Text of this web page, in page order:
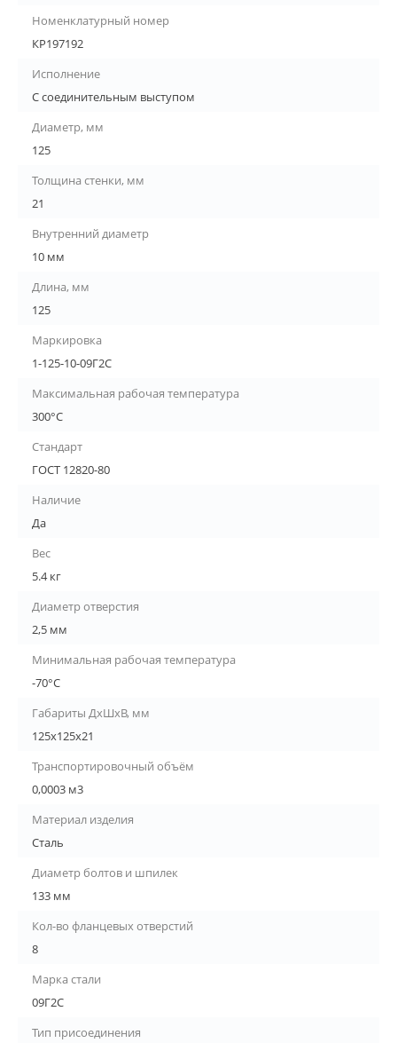
Номенклатурный номер
КР197192
Исполнение
С соединительным выступом
Диаметр, мм
125
Толщина стенки, мм
21
Внутренний диаметр
10 мм
Длина, мм
125
Маркировка
1-125-10-09Г2С
Максимальная рабочая температура
300°С
Стандарт
ГОСТ 12820-80
Наличие
Да
Вес
5.4 кг
Диаметр отверстия
2,5 мм
Минимальная рабочая температура
-70°С
Габариты ДхШхВ, мм
125х125х21
Транспортировочный объём
0,0003 м3
Материал изделия
Сталь
Диаметр болтов и шпилек
133 мм
Кол-во фланцевых отверстий
8
Марка стали
09Г2С
Тип присоединения